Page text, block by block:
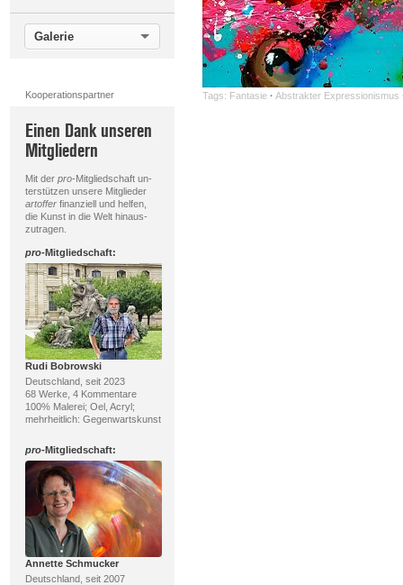
Galerie
Kooperationspartner
Einen Dank unseren
Mitgliedern
Mit der pro-Mitgliedschaft un-
terstützen unsere Mitglieder
artofferfinanziell und helfen,
die Kunst in die Welt hinaus-
zutragen.
pro-Mitgliedschaft:
Rudi Bobrowski
Deutschland, seit 2023
68 Werke, 4 Kommentare
100% Malerei; Oel, Acryl;
mehrheitlich: Gegenwartskunst
pro-Mitgliedschaft:
Annette Schmucker
Deutschland, seit 2007
Tags: Fantasie · Abstrakter Expressionismus